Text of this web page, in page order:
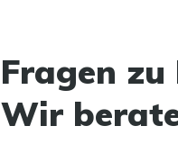
Fragen
Wir